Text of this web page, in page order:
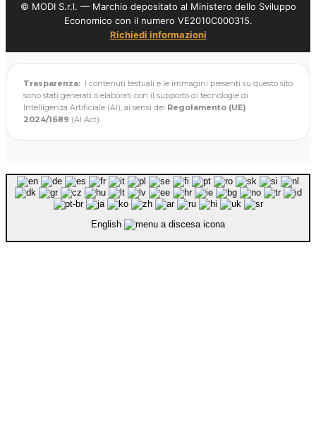
© MODI S.r.l. — Marchio depositato al Ministero dello Sviluppo
Economico con il numero VE2010C000315.
Richiedi informazioni
Trasparenza: I contenuti testuali e le immagini presenti su questo sito
sono stati generati o elaborati con il supporto di tecnologie di
Intelligenza Artificiale (AI), ai sensi del Regolamento (UE)
2024/1689 (AI Act).
English